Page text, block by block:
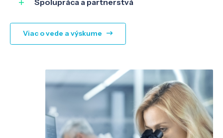
Spolupráca a partnerstvá
Viac o vede a výskume